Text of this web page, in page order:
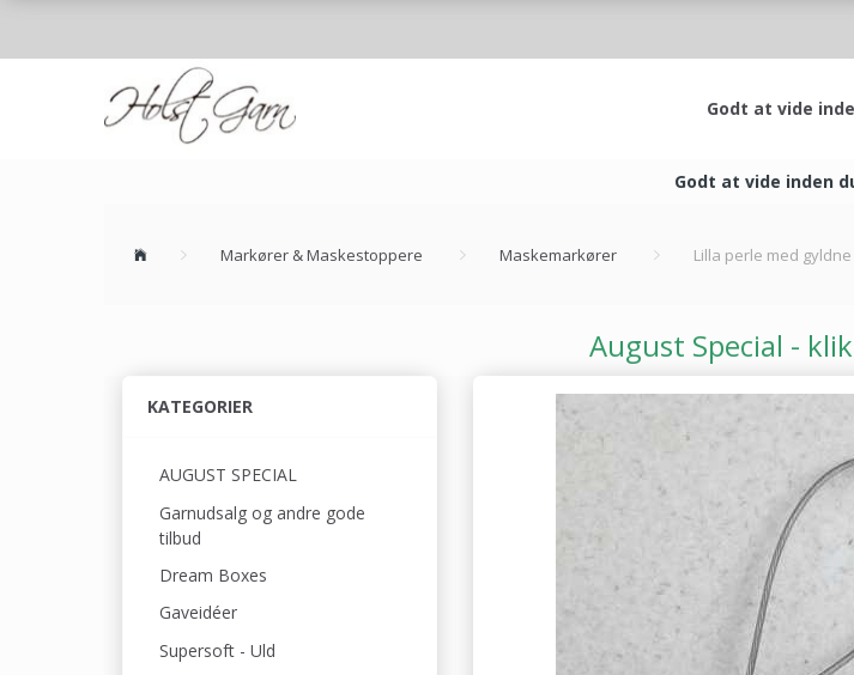
Godt at vide
Godt at vide inden
Markører & Maskestoppere Maskemarkører Lilla perle med
August Special -
KATEGORIER
AUGUST SPECIAL
Garnudsalg og andre gode
tilbud
Dream Boxes
Gaveidéer
Supersoft - Uld